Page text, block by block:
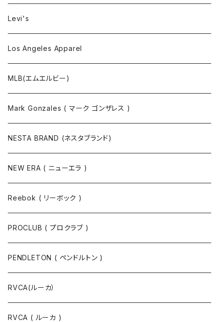
靴下
Levi's
Los Angeles Apparel
MLB(エムエルビー)
Mark Gonzales ( マーク ゴンザレス )
NESTA BRAND (ネスタブランド)
NEW ERA ( ニューエラ )
Reebok ( リーボック )
PROCLUB ( プロクラブ )
PENDLETON ( ペンドルトン )
RVCA(ルーカ）
RVCA ( ルーカ )